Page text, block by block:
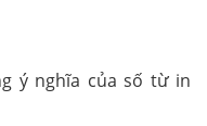
ý nghĩa của số từ in